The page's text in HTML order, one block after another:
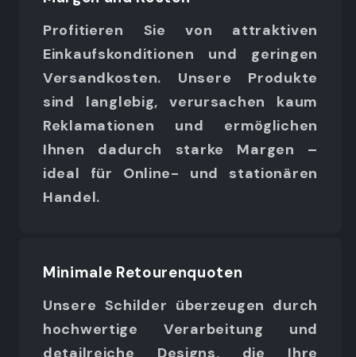
Profitieren Sie von attraktiven
Einkaufskonditionen und geringen
Versandkosten. Unsere Produkte
sind langlebig, verursachen kaum
Reklamationen und ermöglichen
Ihnen dadurch starke Margen –
ideal für Online- und stationären
Handel.
Minimale Retourenquoten
Unsere Schilder überzeugen durch
hochwertige Verarbeitung und